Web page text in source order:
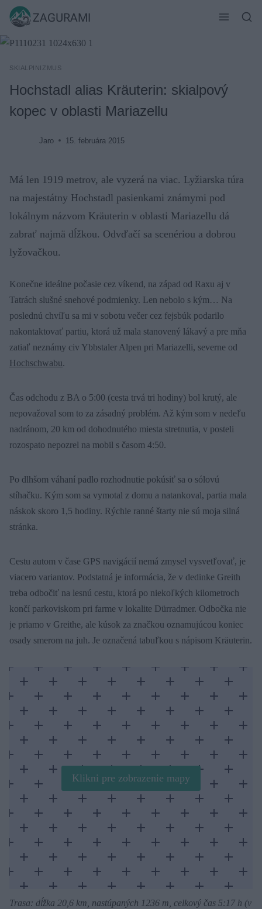
Skip
content
ZAGURAMI
SKIALPINIZMUS
Hochstadl alias Kräuterin: skialpový
kopec v oblasti Mariazellu
Jaro 15. februára 2015
Má len 1919 metrov, ale vyzerá na viac. Lyžiarska túra
na majestátny Hochstadl pasienkami známymi pod
lokálnym názvom Kräuterin v oblasti Mariazellu dá
zabrať najmä dĺžkou. Odvďačí sa scenériou a dobrou
lyžovačkou.
Konečne ideálne počasie cez víkend, na západ od Raxu aj v
Tatrách slušné snehové podmienky. Len nebolo s kým… Na
poslednú chvíľu sa mi v sobotu večer cez fejsbúk podarilo
nakontaktovať partiu, ktorá už mala stanovený lákavý a pre mňa
zatiaľ neznámy civ Ybbstaler Alpen pri Mariazelli, severne od
Hochschwabu.
Čas odchodu z BA o 5:00 (cesta trvá tri hodiny) bol krutý, ale
nepovažoval som to za zásadný problém. Až kým som v nedeľu
nadránom, 20 km od dohodnutého miesta stretnutia, v posteli
rozospato nepozrel na mobil s časom 4:50.
Po dlhšom váhaní padlo rozhodnutie pokúsiť sa o sólovú
stíhačku. Kým som sa vymotal z domu a natankoval, partia mala
náskok skoro 1,5 hodiny. Rýchle ranné štarty nie sú moja silná
stránka.
Cestu autom v čase GPS navigácií nemá zmysel vysvetľovať, je
viacero variantov. Podstatná je informácia, že v dedinke Greith
treba odbočiť na lesnú cestu, ktorá po niekoľkých kilometroch
končí parkoviskom pri farme v lokalite Dürradmer. Odbočka nie
je priamo v Greithe, ale kúsok za značkou oznamujúcou koniec
osady smerom na juh. Je označená tabuľkou s nápisom Kräuterin.
Klikni pre zobrazenie mapy
Trasa: dĺžka 20,6 km, nastúpaných 1236 m, celkový čas 5:17 h (v